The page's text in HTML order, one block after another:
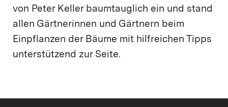
von Peter Keller baumtauglich ein und stand
allen Gärtnerinnen und Gärtnern beim
Einpflanzen der Bäume mit hilfreichen Tipps
unterstützend zur Seite.